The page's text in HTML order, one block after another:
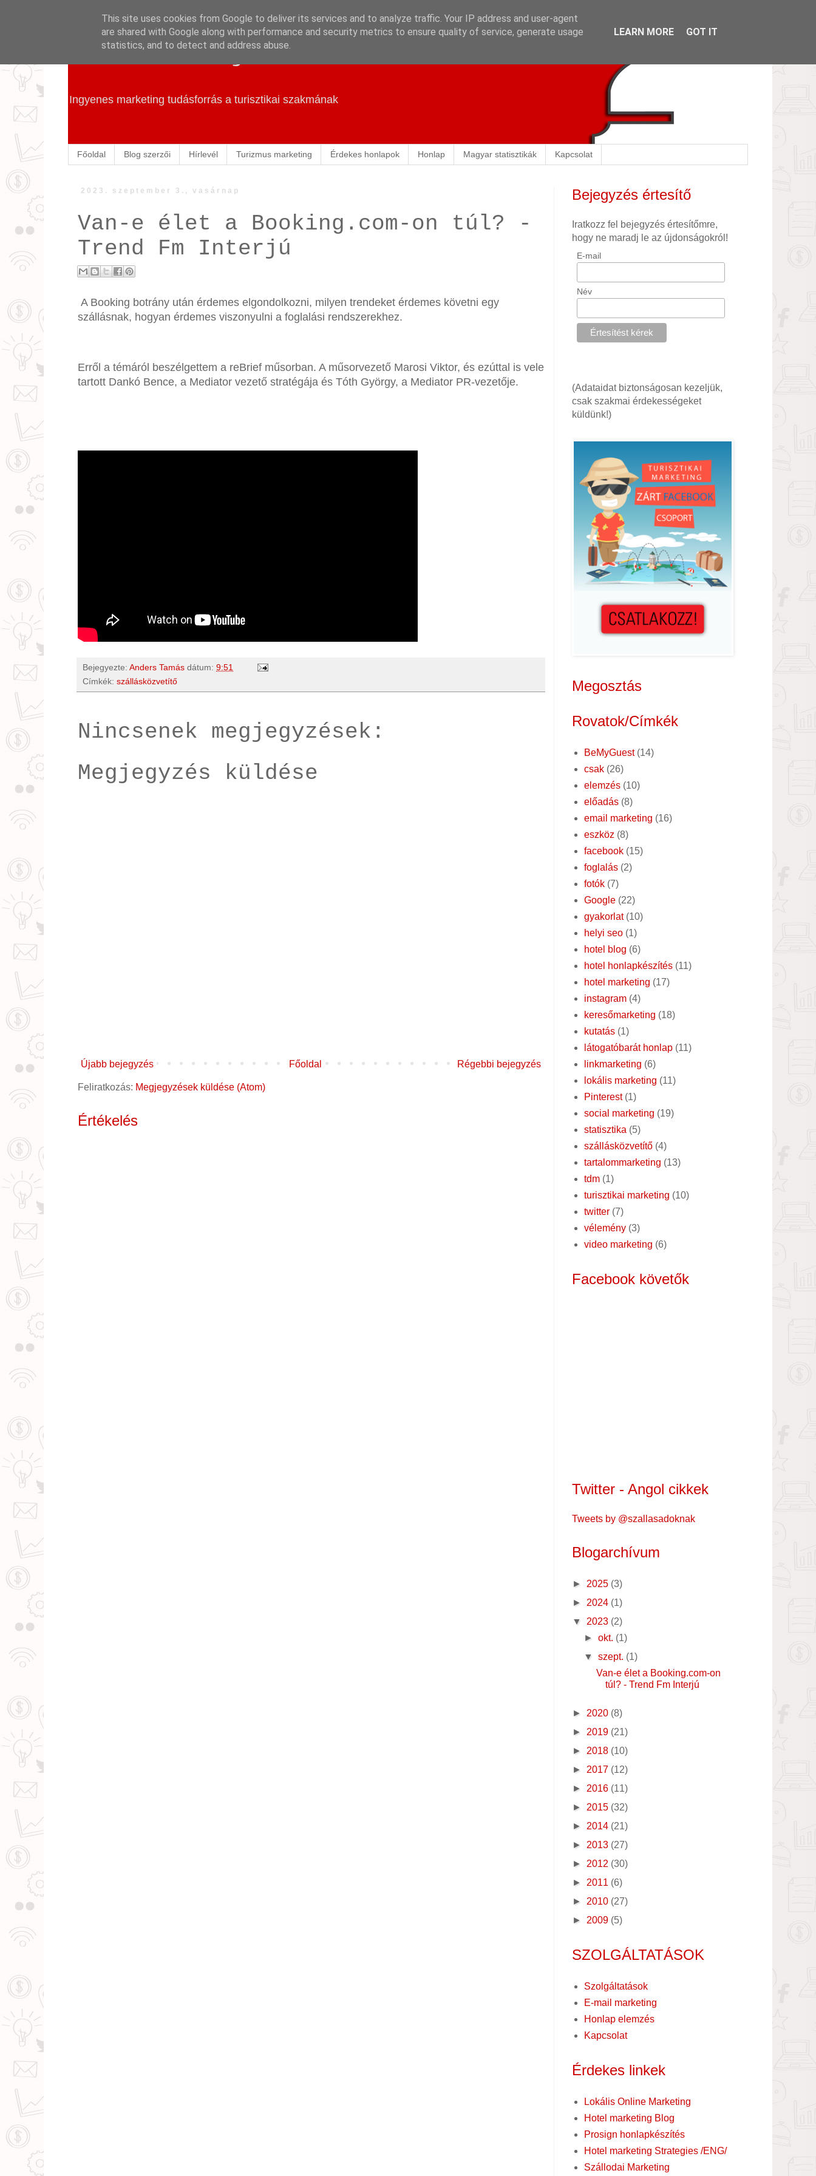
Szállás Marketing
Ingyenes marketing tudásforrás a turisztikai szakmának
Főoldal Blog szerzői Hírlevél Turizmus marketing Érdekes honlapok Honlap Magyar statisztikák Kapcsolat
2023. szeptember 3., vasárnap
Van-e élet a Booking.com-on túl? -
Trend Fm Interjú
A Booking botrány után érdemes elgondolkozni, milyen trendeket érdemes követni egy
szállásnak, hogyan érdemes viszonyulni a foglalási rendszerekhez.
Erről a témáról beszélgettem a reBrief műsorban. A műsorvezető Marosi Viktor, és ezúttal is vele
tartott Dankó Bence, a Mediator vezető stratégája és Tóth György, a Mediator PR-vezetője.
Bejegyezte: Anders Tamás dátum: 9:51
Címkék: szállásközvetítő
Nincsenek megjegyzések:
Megjegyzés küldése
Újabb bejegyzés Régebbi bejegyzés
Főoldal
Feliratkozás: Megjegyzések küldése (Atom)
Értékelés
Bejegyzés értesítő
Iratkozz fel bejegyzés értesítőmre,
hogy ne maradj le az újdonságokról!
E-mail
Név
(Adataidat biztonságosan kezeljük,
csak szakmai érdekességeket
küldünk!)
Megosztás
Rovatok/Címkék
BeMyGuest (14)
csak (26)
elemzés (10)
előadás (8)
email marketing (16)
eszköz (8)
facebook (15)
foglalás (2)
fotók (7)
Google (22)
gyakorlat (10)
helyi seo (1)
hotel blog (6)
hotel honlapkészítés (11)
hotel marketing (17)
instagram (4)
keresőmarketing (18)
kutatás (1)
látogatóbarát honlap (11)
linkmarketing (6)
lokális marketing (11)
Pinterest (1)
social marketing (19)
statisztika (5)
szállásközvetítő (4)
tartalommarketing (13)
tdm (1)
turisztikai marketing (10)
twitter (7)
vélemény (3)
video marketing (6)
Facebook követők
Twitter - Angol cikkek
Tweets by @szallasadoknak
Blogarchívum
► 2025 (3)
► 2024 (1)
▼ 2023 (2)
►okt. (1)
▼szept. (1)
Van-e élet a Booking.com-on
túl? - Trend Fm Interjú
► 2020 (8)
► 2019 (21)
► 2018 (10)
► 2017 (12)
► 2016 (11)
► 2015 (32)
► 2014 (21)
► 2013 (27)
► 2012 (30)
► 2011 (6)
► 2010 (27)
► 2009 (5)
SZOLGÁLTATÁSOK
Szolgáltatások
E-mail marketing
Honlap elemzés
Kapcsolat
Érdekes linkek
Lokális Online Marketing
Hotel marketing Blog
Prosign honlapkészítés
Hotel marketing Strategies /ENG/
Szállodai Marketing
This site uses cookies from Google to deliver its services and to analyze traffic. Your IP address and user-agent
are shared with Google along with performance and security metrics to ensure quality of service, generate usage
statistics, and to detect and address abuse.
LEARN MORE GOT IT